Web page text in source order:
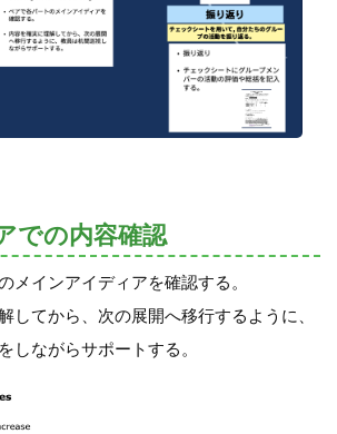
での内容確認
メインアイディアを確認する。
してから、次の展開へ移行するように、
しながらサポートする。